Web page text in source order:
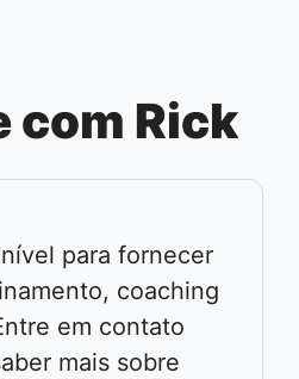
com Rick
para fornecer
coaching
em contato
mais sobre